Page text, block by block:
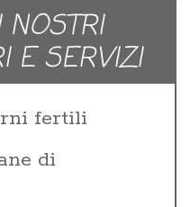
E SERVIZI
fertili
di